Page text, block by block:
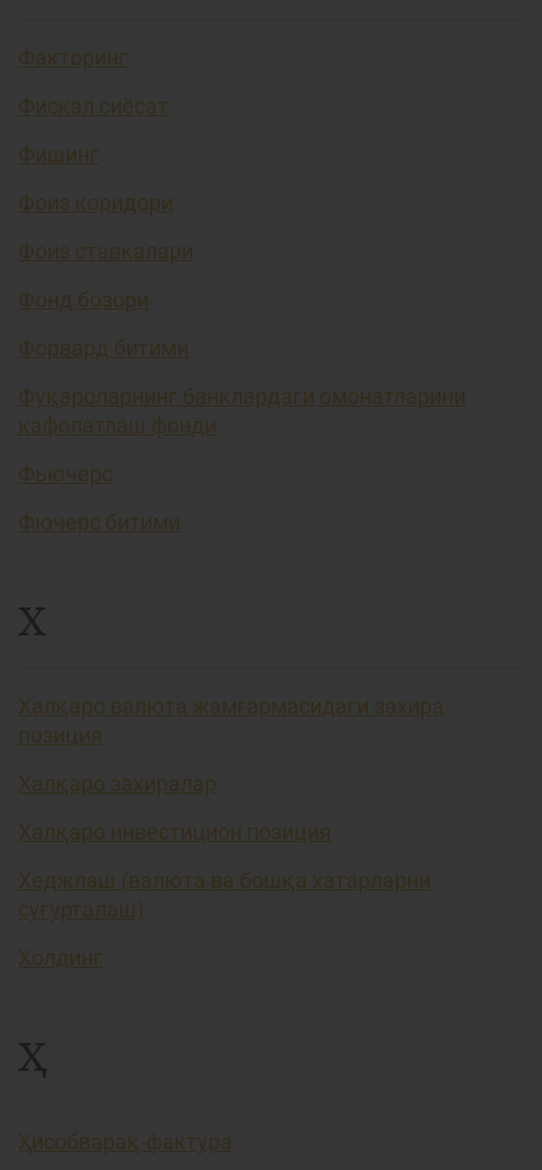
Факторинг
Фискал сиёсат
Фишинг
Фоиз коридори
Фоиз ставкалари
Фонд бозори
Форвард битими
Фуқароларнинг банклардаги омонатларини
кафолатлаш фонди
Фьючерс
Фючерс битими
Х
Халқаро валюта жамғармасидаги захира
позиция
Халқаро захиралар
Халқаро инвестицион позиция
Хеджлаш (валюта ва бошқа хатарларни
суғурталаш)
Холдинг
Ҳ
Ҳисобварақ-фактура